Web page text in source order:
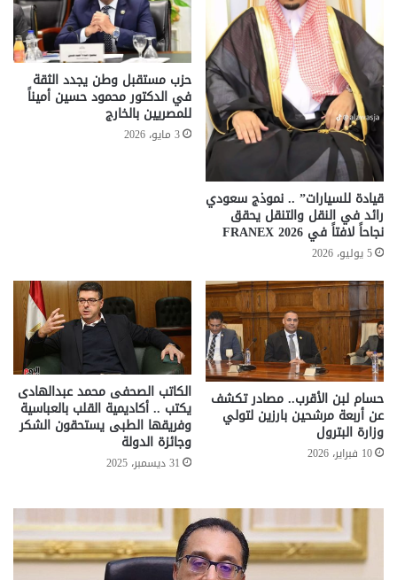
قيادة للسيارات” .. نموذج سعودي
رائد في النقل والتنقل يحقق
نجاحاً لافتاً في FRANEX 2026
5 يوليو، 2026
حزب مستقبل وطن يجدد الثقة
في الدكتور محمود حسين أميناً
للمصريين بالخارج
3 مايو، 2026
حسام لبن الأقرب.. مصادر تكشف
عن أربعة مرشحين بارزين لتولي
وزارة البترول
10 فبراير، 2026
الكاتب الصحفى محمد عبدالهادى
يكتب .. أكاديمية القلب بالعباسية
وفريقها الطبى يستحقون الشكر
وجائزة الدولة
31 ديسمبر، 2025
تحركات
حكومية
لحسم
قانون
..